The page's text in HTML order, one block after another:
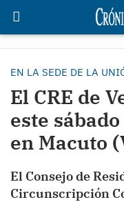
EN LA SEDE DE LA
El CRE de
este
en Macuto
El Consejo de
Circunscripción